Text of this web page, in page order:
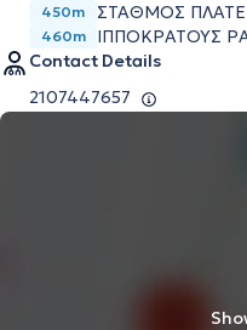
450m ΣΤΑΘΜΌΣ
460m
ΙΠΠΟΚΡΆΤΟΥΣ
Contact Details
2107447657